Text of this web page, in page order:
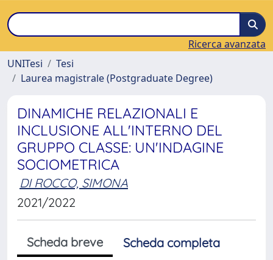
Ricerca avanzata
UNITesi
Tesi
Laurea magistrale (Postgraduate Degree)
DINAMICHE RELAZIONALI E
INCLUSIONE ALL'INTERNO DEL
GRUPPO CLASSE: UN'INDAGINE
SOCIOMETRICA
DI ROCCO, SIMONA
2021/2022
Scheda breve
Scheda completa